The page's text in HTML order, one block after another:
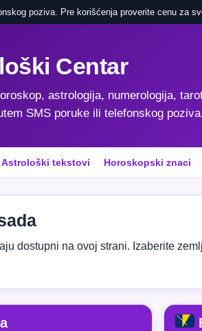
poziva. Pre korišćenja proverite cenu za
Centar
astrologija, numerologija,
SMS poruke ili telefonskog
Astrološki tekstovi Horoskopski znaci
dostupni na ovoj strani. Izaberite